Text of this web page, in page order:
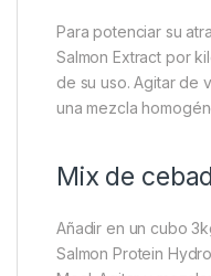
Para potenciar su
Salmon Extract por
de su uso. Agitar de
una mezcla
Mix de
Añadir en un cubo
Salmon Protein